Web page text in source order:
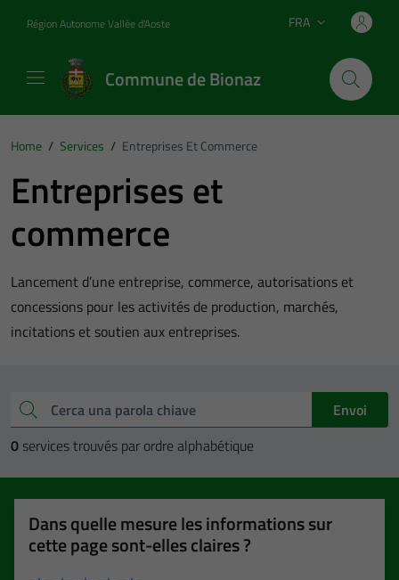
Région Autonome Vallée d'Aoste Lingua attiva:
FRA
Commune de Bionaz
Home / Services / Entreprises Et Commerce
Entreprises et
commerce
Lancement d’une entreprise, commerce, autorisations et
concessions pour les activités de production, marchés,
incitations et soutien aux entreprises.
Rechercher un mot-clé
Envoi
0 services trouvés par ordre alphabétique
Dans quelle mesure les informations sur
cette page sont-elles claires ?